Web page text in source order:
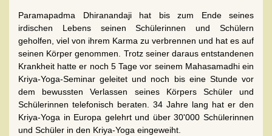
Paramapadma Dhiranandaji hat bis zum Ende seines
irdischen Lebens seinen Schülerinnen und Schülern
geholfen, viel von ihrem Karma zu verbrennen und hat es auf
seinen Körper genommen. Trotz seiner daraus entstandenen
Krankheit hatte er noch 5 Tage vor seinem Mahasamadhi ein
Kriya-Yoga-Seminar geleitet und noch bis eine Stunde vor
dem bewussten Verlassen seines Körpers Schüler und
Schülerinnen telefonisch beraten. 34 Jahre lang hat er den
Kriya-Yoga in Europa gelehrt und über 30'000 Schülerinnen
und Schüler in den Kriya-Yoga eingeweiht.